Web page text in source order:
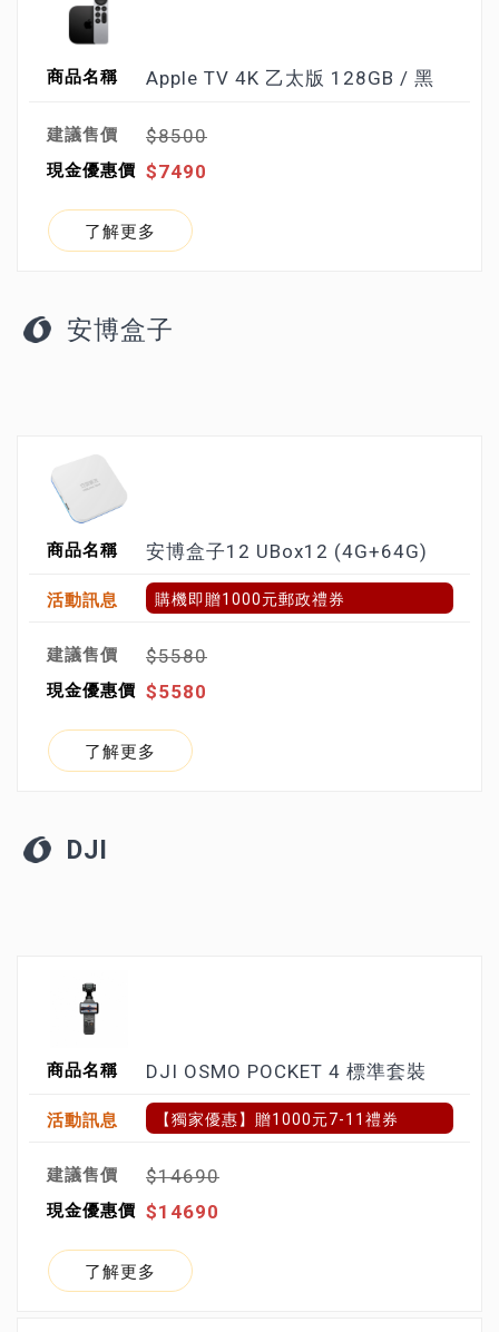
Apple TV 4K 乙太版 128GB / 黑
$8500
$7490
了解更多
安博盒子
安博盒子12 UBox12 (4G+64G)
購機即贈1000元郵政禮券
$5580
$5580
了解更多
DJI
DJI OSMO POCKET 4 標準套裝
【獨家優惠】贈1000元7-11禮券
$14690
$14690
了解更多